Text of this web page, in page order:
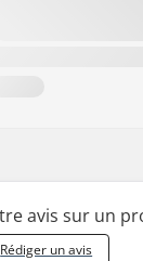
avis sur un
Rédiger un avis